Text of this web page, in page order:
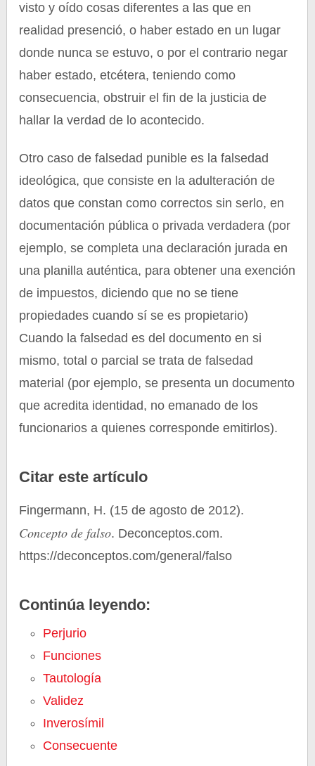
visto y oído cosas diferentes a las que en
realidad presenció, o haber estado en un lugar
donde nunca se estuvo, o por el contrario negar
haber estado, etcétera, teniendo como
consecuencia, obstruir el fin de la justicia de
hallar la verdad de lo acontecido.
Otro caso de falsedad punible es la falsedad
ideológica, que consiste en la adulteración de
datos que constan como correctos sin serlo, en
documentación pública o privada verdadera (por
ejemplo, se completa una declaración jurada en
una planilla auténtica, para obtener una exención
de impuestos, diciendo que no se tiene
propiedades cuando sí se es propietario)
Cuando la falsedad es del documento en si
mismo, total o parcial se trata de falsedad
material (por ejemplo, se presenta un documento
que acredita identidad, no emanado de los
funcionarios a quienes corresponde emitirlos).
Citar este artículo
Fingermann, H. (15 de agosto de 2012).
Concepto de falso. Deconceptos.com.
https://deconceptos.com/general/falso
Continúa leyendo:
Perjurio
Funciones
Tautología
Validez
Inverosímil
Consecuente